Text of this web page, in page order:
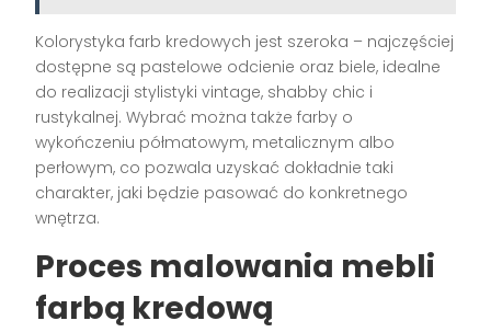
Kolorystyka farb kredowych jest szeroka – najczęściej
dostępne są pastelowe odcienie oraz biele, idealne
do realizacji stylistyki vintage, shabby chic i
rustykalnej. Wybrać można także farby o
wykończeniu półmatowym, metalicznym albo
perłowym, co pozwala uzyskać dokładnie taki
charakter, jaki będzie pasować do konkretnego
wnętrza.
Proces malowania mebli
farbą kredową